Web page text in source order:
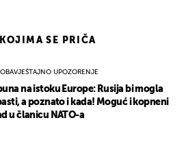
SE PRIČA
OBAVJEŠTAJNO UPOZORENJE
na istoku Europe: Rusija bi mogla
a poznato i kada! Moguć i kopneni
u članicu NATO-a